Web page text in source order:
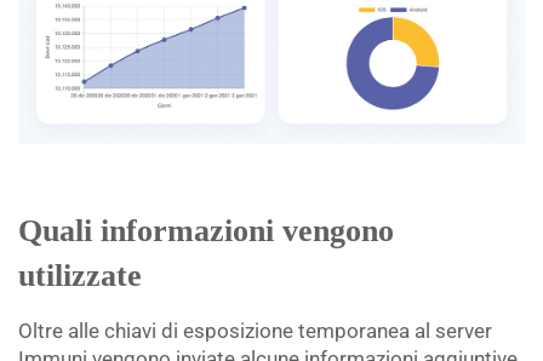
Quali informazioni vengono
utilizzate
Oltre alle chiavi di esposizione temporanea al server